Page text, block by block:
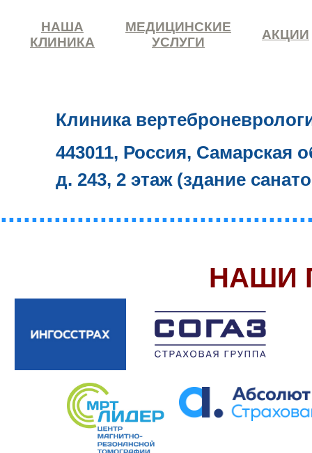
НАША
КЛИНИКА
МЕДИЦИНСКИЕ
УСЛУГИ
АКЦИИ
Клиника
443011, Россия, Самарская
д. 243, 2 этаж (здание
НАШИ